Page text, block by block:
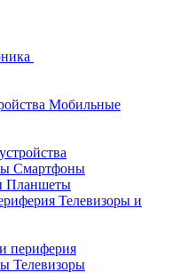
Мобильные
Смартфоны
Планшеты
Телевизоры и
периферия
Телевизоры